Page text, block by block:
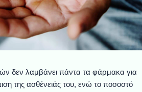
δεν λαμβάνει πάντα τα φάρμακα για
της ασθένειάς του, ενώ το ποσοστό